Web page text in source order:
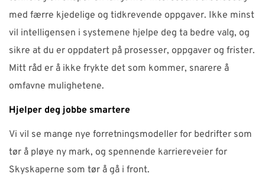
med færre kjedelige og tidkrevende oppgaver. Ikke minst
vil intelligensen i systemene hjelpe deg ta bedre valg, og
sikre at du er oppdatert på prosesser, oppgaver og frister.
Mitt råd er å ikke frykte det som kommer, snarere å
omfavne mulighetene.
Hjelper deg jobbe smartere
Vi vil se mange nye forretningsmodeller for bedrifter som
tør å pløye ny mark, og spennende karriereveier for
Skyskaperne som tør å gå i front.